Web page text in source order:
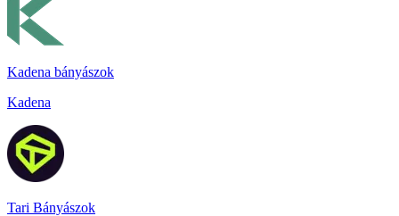
Kadena bányászok
Kadena
Tari Bányászok